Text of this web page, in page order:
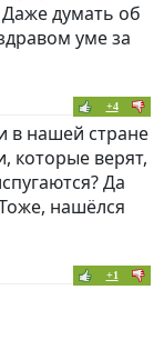
думать об
уме за
+4
в нашей стране
которые верят,
Да
нашёлся
+1